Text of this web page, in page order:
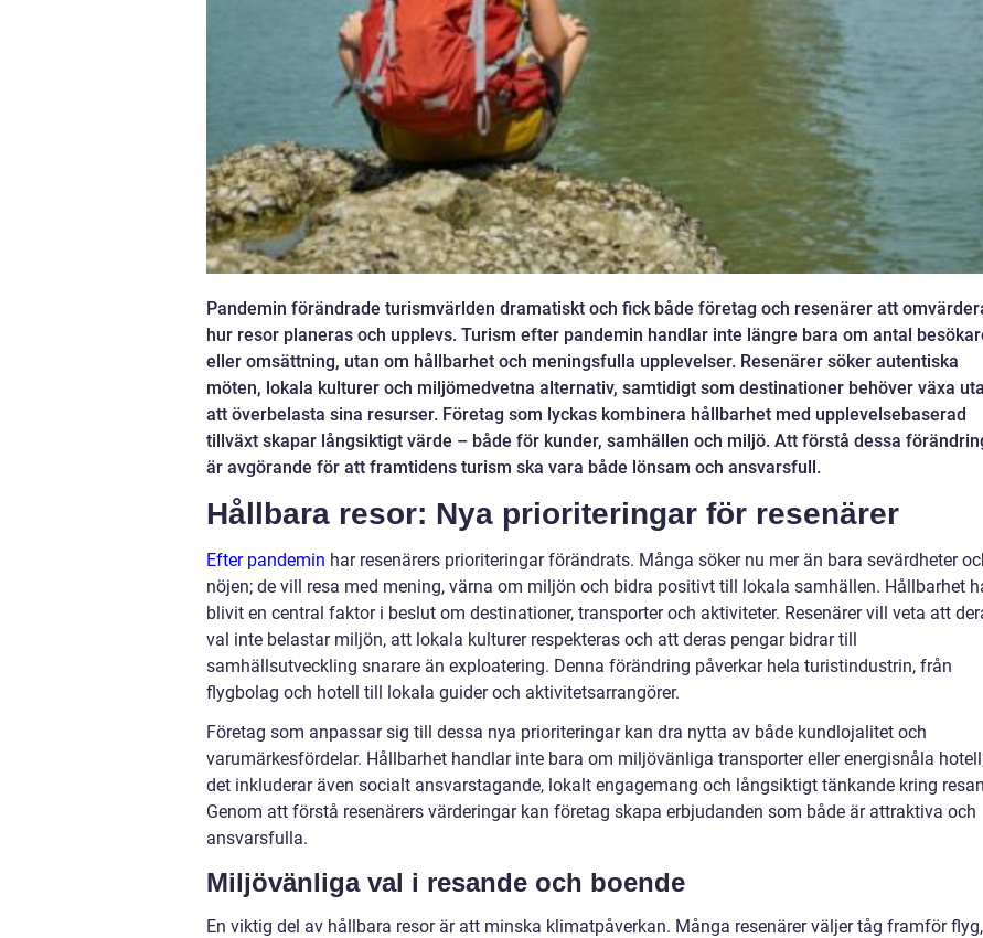
Pandemin förändrade turismvärlden dramatiskt och fick både företag och resenärer att
hur resor planeras och upplevs. Turism efter pandemin handlar inte längre bara om antal
eller omsättning, utan om hållbarhet och meningsfulla upplevelser. Resenärer söker autentiska
möten, lokala kulturer och miljömedvetna alternativ, samtidigt som destinationer behöver växa
att överbelasta sina resurser. Företag som lyckas kombinera hållbarhet med upplevelsebaserad
tillväxt skapar långsiktigt värde – både för kunder, samhällen och miljö. Att förstå dessa
är avgörande för att framtidens turism ska vara både lönsam och ansvarsfull.
Hållbara resor: Nya prioriteringar för resenärer
Efter pandemin har resenärers prioriteringar förändrats. Många söker nu mer än bara sevärdheter
nöjen; de vill resa med mening, värna om miljön och bidra positivt till lokala samhällen. Hållbarhet
blivit en central faktor i beslut om destinationer, transporter och aktiviteter. Resenärer vill veta att
val inte belastar miljön, att lokala kulturer respekteras och att deras pengar bidrar till
samhällsutveckling snarare än exploatering. Denna förändring påverkar hela turistindustrin, från
flygbolag och hotell till lokala guider och aktivitetsarrangörer.
Företag som anpassar sig till dessa nya prioriteringar kan dra nytta av både kundlojalitet och
varumärkesfördelar. Hållbarhet handlar inte bara om miljövänliga transporter eller energisnåla
det inkluderar även socialt ansvarstagande, lokalt engagemang och långsiktigt tänkande kring
Genom att förstå resenärers värderingar kan företag skapa erbjudanden som både är attraktiva och
ansvarsfulla.
Miljövänliga val i resande och boende
En viktig del av hållbara resor är att minska klimatpåverkan. Många resenärer väljer tåg framför flyg,